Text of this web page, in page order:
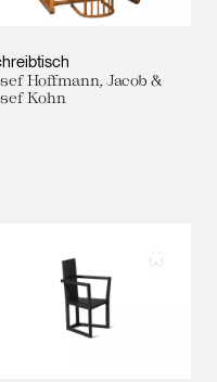
Hoffmann, Jacob &
Kohn
hinzufügen
Meiner